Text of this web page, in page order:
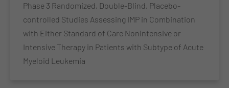
Phase 3 Randomized, Double-Blind, Placebo-
controlled Studies Assessing IMP in Combination
with Either Standard of Care Nonintensive or
Intensive Therapy in Patients with Subtype of Acute
Myeloid Leukemia